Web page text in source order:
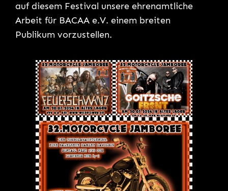
auf diesem Festival unsere ehrenamtliche
Arbeit für BACAA e.V. einem breiten
Publikum vorzustellen.